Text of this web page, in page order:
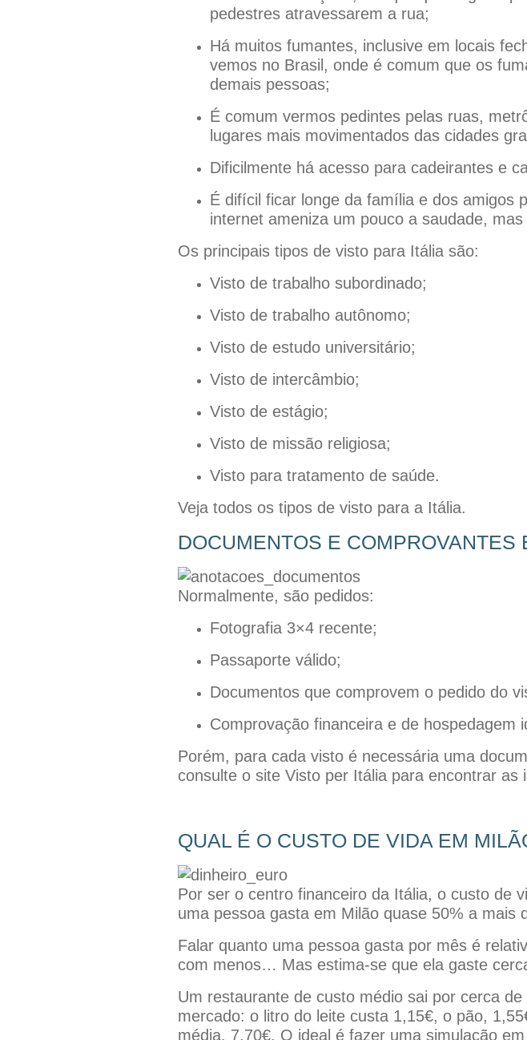
pedestres atravessarem a rua;
Há muitos fumantes, inclusive em locais
vemos no Brasil, onde é comum que os
demais pessoas;
É comum vermos pedintes pelas ruas,
lugares mais movimentados das cidades
Dificilmente há acesso para cadeirantes e
É difícil ficar longe da família e dos amigos
internet ameniza um pouco a saudade,
Os principais tipos de visto para Itália são:
Visto de trabalho subordinado;
Visto de trabalho autônomo;
Visto de estudo universitário;
Visto de intercâmbio;
Visto de estágio;
Visto de missão religiosa;
Visto para tratamento de saúde.
Veja todos os tipos de visto para a Itália.
DOCUMENTOS E
Normalmente, são pedidos:
Fotografia 3×4 recente;
Passaporte válido;
Documentos que comprovem o pedido do
Comprovação financeira e de hospedagem
Porém, para cada visto é necessária uma
consulte o site Visto per Itália para encontrar
QUAL É O CUSTO DE VIDA EM
Por ser o centro financeiro da Itália, o custo de
uma pessoa gasta em Milão quase 50% a mais
Falar quanto uma pessoa gasta por mês é
com menos… Mas estima-se que ela gaste
Um restaurante de custo médio sai por cerca
mercado: o litro do leite custa 1,15€, o pão,
média, 7,70€. O ideal é fazer uma simulação